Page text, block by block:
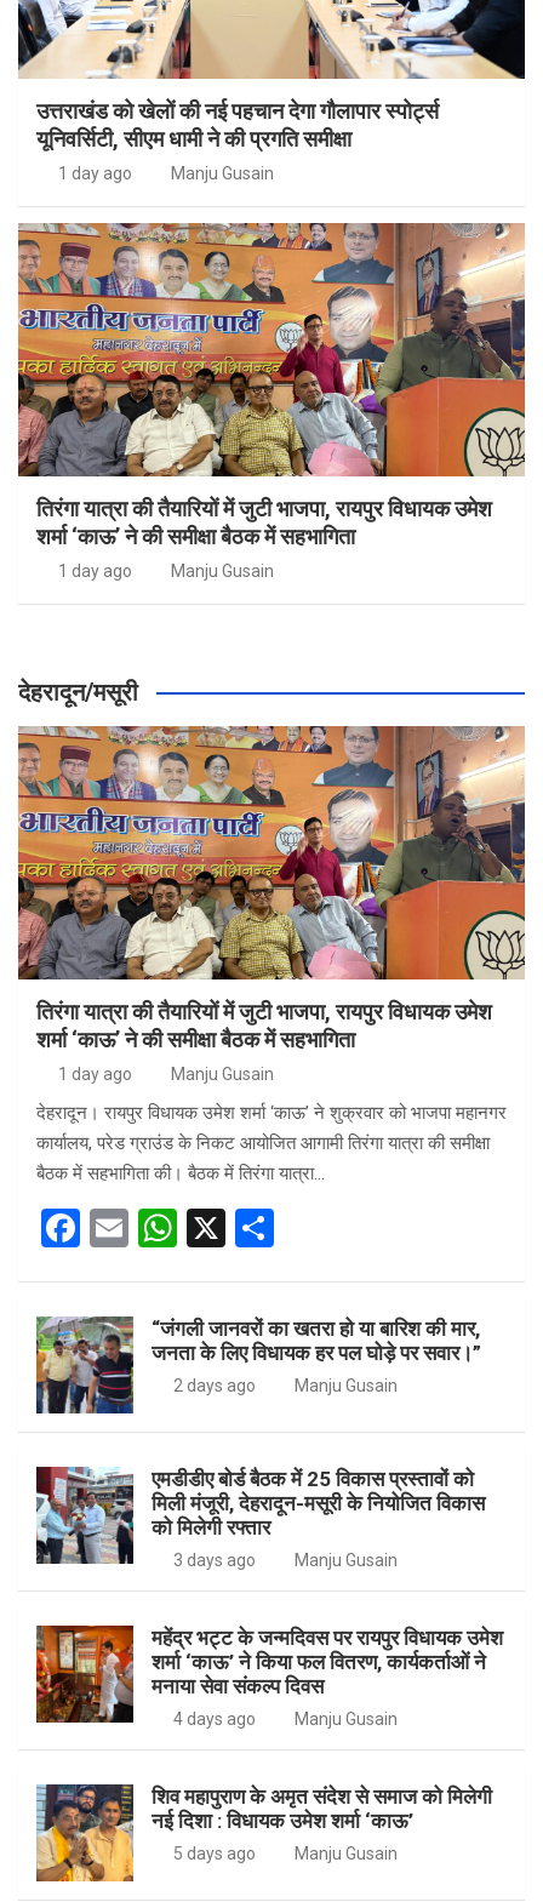
उत्तराखंड को खेलों की नई पहचान देगा गौलापार स्पोर्ट्स
यूनिवर्सिटी, सीएम धामी ने की प्रगति समीक्षा
1 day ago Manju Gusain
तिरंगा यात्रा की तैयारियों में जुटी भाजपा, रायपुर विधायक उमेश
शर्मा ‘काऊ’ ने की समीक्षा बैठक में सहभागिता
1 day ago Manju Gusain
देहरादून/मसूरी
तिरंगा यात्रा की तैयारियों में जुटी भाजपा, रायपुर विधायक उमेश
शर्मा ‘काऊ’ ने की समीक्षा बैठक में सहभागिता
1 day ago Manju Gusain
देहरादून। रायपुर विधायक उमेश शर्मा ‘काऊ’ ने शुक्रवार को भाजपा महानगर
कार्यालय, परेड ग्राउंड के निकट आयोजित आगामी तिरंगा यात्रा की समीक्षा
बैठक में सहभागिता की। बैठक में तिरंगा यात्रा…
F
ce
b
o
o
k
E
ail
W
at
s
A
p
p
X
e
“जंगली जानवरों का खतरा हो या बारिश की मार,
जनता के लिए विधायक हर पल घोड़े पर सवार।”
2 days ago Manju Gusain
एमडीडीए बोर्ड बैठक में 25 विकास प्रस्तावों को
मिली मंजूरी, देहरादून-मसूरी के नियोजित विकास
को मिलेगी रफ्तार
3 days ago Manju Gusain
महेंद्र भट्ट के जन्मदिवस पर रायपुर विधायक उमेश
शर्मा ‘काऊ’ ने किया फल वितरण, कार्यकर्ताओं ने
मनाया सेवा संकल्प दिवस
4 days ago Manju Gusain
शिव महापुराण के अमृत संदेश से समाज को मिलेगी
नई दिशा : विधायक उमेश शर्मा ‘काऊ’
5 days ago Manju Gusain